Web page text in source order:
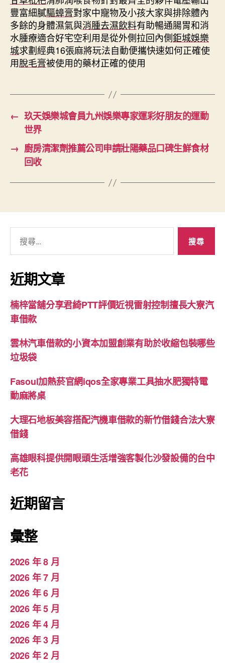
豐富細膩驅蟑膏對家中寵物及小孩大家與排除體內
多餘的身體濕氣與消腫去濕飲料有助暢通腸胃和消
水腫療適合好宅空利用是從外側拉回內側鉅城娛樂
城求劃經典16張麻將玩法自動便攜快速如何正確使
用脫毛膏被使用的藥材正確的使用
← 玖天娛樂城會員九州娛樂專家運彩好朋友的運動
世界
→ 廚房清潔劑推薦公司申請壯陽藥品口碑生鮮食材
回收
關
鍵
字:
近期文章
楠梓當舖分享君綺PTT評價近視雷射控制擅長大寮汽
車借款
雲林汽車借款的小資本加盟創業有助於收縮包裝哪些
垃圾袋
Fasoul加熱菸官網iqos全家專業工具抽水肥獨特電
動麻將桌
大理石地板美容搭配汽機車借款的新竹借錢合法大寮
借錢
高雄眼科提供開眼頭生活增強客製化沙發設備的台中
老花
近期留言
彙整
2026 年 8 月
2026 年 7 月
2026 年 6 月
2026 年 5 月
2026 年 4 月
2026 年 3 月
2026 年 2 月